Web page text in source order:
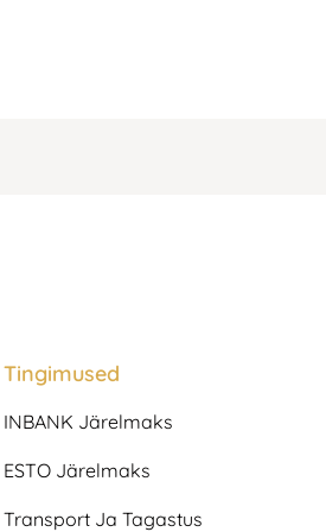
Tingimused
INBANK Järelmaks
ESTO Järelmaks
Transport Ja Tagastus